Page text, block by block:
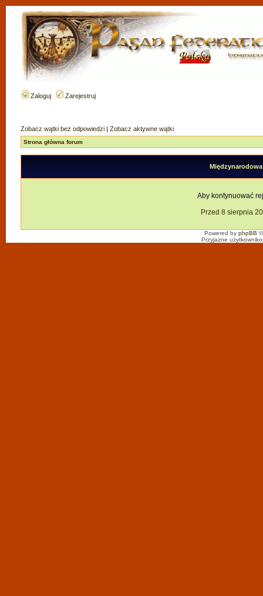
Zaloguj Zarejestruj
Zobacz wątki bez odpowiedzi | Zobacz aktywne wątki
Strona główna forum
Aby kontynuować
Przed 8 sierpnia
Powered by phpBB
Przyjazne